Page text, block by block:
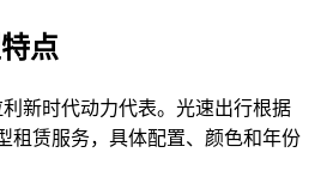
点
新时代动力代表。光速出行根据
租赁服务，具体配置、颜色和年份